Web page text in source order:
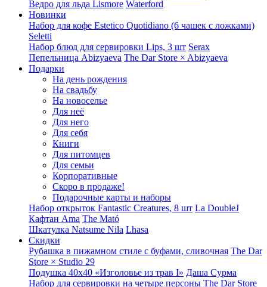
Ведро для льда Lismore Waterford
Новинки
Набор для кофе Estetico Quotidiano (6 чашек с ложками)
Seletti
Набор блюд для сервировки Lips, 3 шт Serax
Пепельница Abizyaeva The Dar Store × Abizyaeva
Подарки
На день рождения
На свадьбу
На новоселье
Для неё
Для него
Для себя
Книги
Для питомцев
Для семьи
Корпоративные
Скоро в продаже!
Подарочные карты и наборы
Набор открыток Fantastic Creatures, 8 шт La DoubleJ
Кафтан Ama The Mató
Шкатулка Natsume Nila Lhasa
Скидки
Рубашка в пижамном стиле с буфами, сливочная The Dar
Store × Studio 29
Подушка 40x40 «Изголовье из трав I» Даша Сурма
Набор для сервировки на четыре персоны The Dar Store